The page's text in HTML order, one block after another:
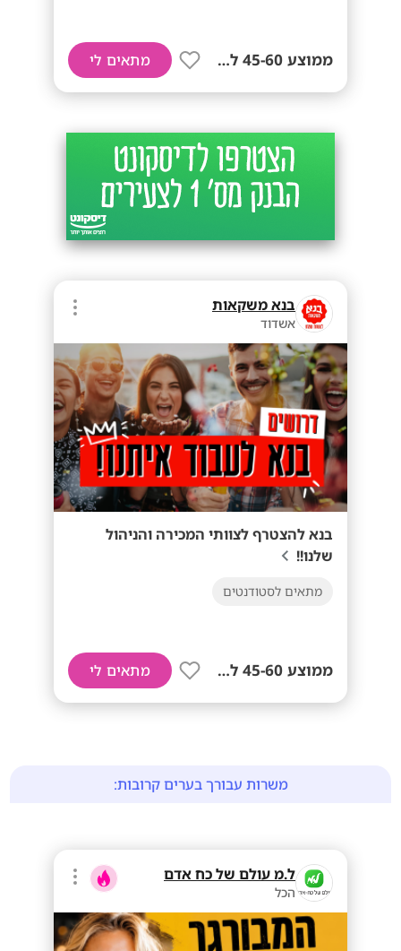
ממוצע 45-60 לשעה! מתאים לי
בנא משקאות
אשדוד
בנא להצטרף לצוותי המכירה והניהול
שלנו!!
מתאים לסטודנטים
ממוצע 45-60 לשעה! מתאים לי
משרות עבורך בערים קרובות:
ל.מ עולם של כח אדם
הכל